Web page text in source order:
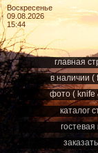
Воскресенье
09.08.2026
15:44
главная
в наличии (
фото ( knife
каталог
гостевая